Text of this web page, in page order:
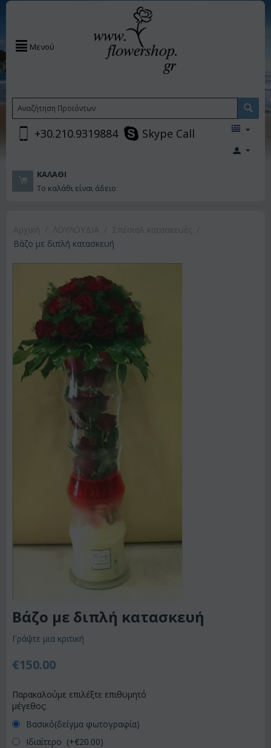
Μενού
+30.210.9319884 Skype Call
ΚΑΛΆΘΙ
Το καλάθι είναι άδειο
Βάζο με διπλή κατασκευή
Βάζο με διπλή κατασκευή
Γράψτε μια κριτική
€150.00
Παρακαλούμε επιλέξτε επιθυμητό
μέγεθος:
Βασικό(δείγμα φωτογραφία)
Ιδιαίτερο (+€20.00)